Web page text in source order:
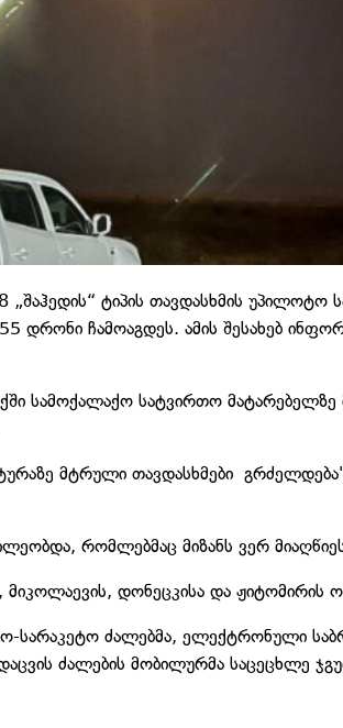
„შაჰედის“ ტიპის თავდასხმის უპილოტო
დრონი ჩამოაგდეს. ამის შესახებ
სამოქალაქო სატვირთო მატარებელზე
მტრული თავდასხმები
რომლებმაც მიზანს ვერ
დონეცკისა და ჟიტომირის
სარაკეტო ძალებმა, ელექტრონული
ძალების მობილურმა საცეცხლე